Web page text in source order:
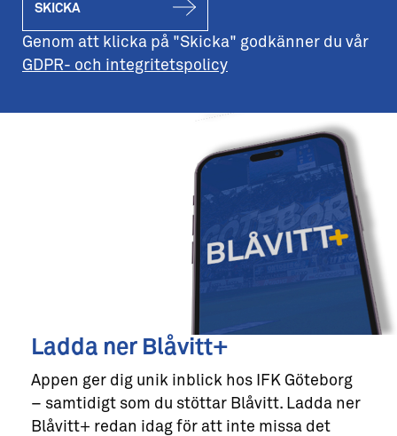
SKICKA
Genom att klicka på "Skicka" godkänner du vår
GDPR- och integritetspolicy
Ladda ner Blåvitt+
Appen ger dig unik inblick hos IFK Göteborg
– samtidigt som du stöttar Blåvitt. Ladda ner
Blåvitt+ redan idag för att inte missa det